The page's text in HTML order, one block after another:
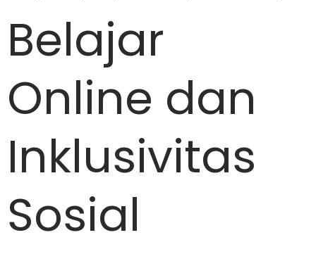
Belajar
Online dan
Inklusivitas
Sosial